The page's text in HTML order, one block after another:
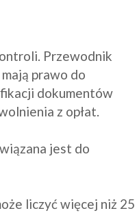
Przewodnik
prawo do
dokumentów
z opłat.
jest do
liczyć więcej niż 25